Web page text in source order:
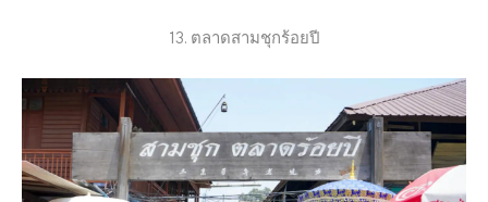
13. ตลาดสามชุกร้อยปี